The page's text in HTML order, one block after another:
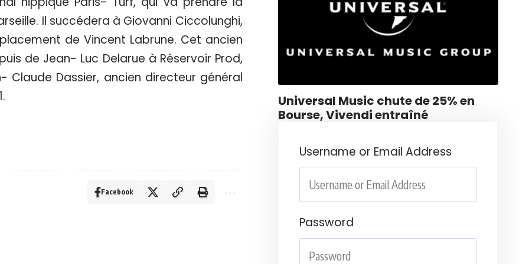
Il succédera à Giovanni Ciccolunghi,
de Vincent Labrune. Cet ancien
de Jean- Luc Delarue à Réservoir Prod,
Dassier, ancien directeur général
Facebook
Universal Music chute de 25% en
Bourse, Vivendi entraîné
Username or Email Address
Password